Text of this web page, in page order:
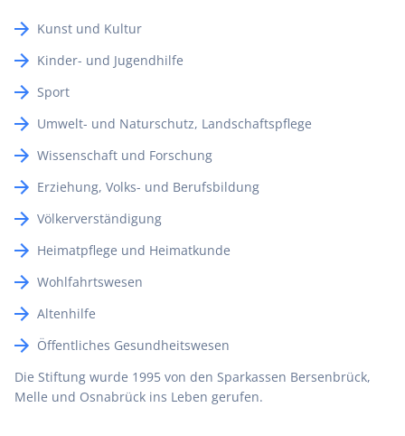
Kunst und Kultur
Kinder- und Jugendhilfe
Sport
Umwelt- und Naturschutz, Landschaftspflege
Wissenschaft und Forschung
Erziehung, Volks- und Berufsbildung
Völkerverständigung
Heimatpflege und Heimatkunde
Wohlfahrtswesen
Altenhilfe
Öffentliches Gesundheitswesen
Die Stiftung wurde 1995 von den Sparkassen Bersenbrück,
Melle und Osnabrück ins Leben gerufen.